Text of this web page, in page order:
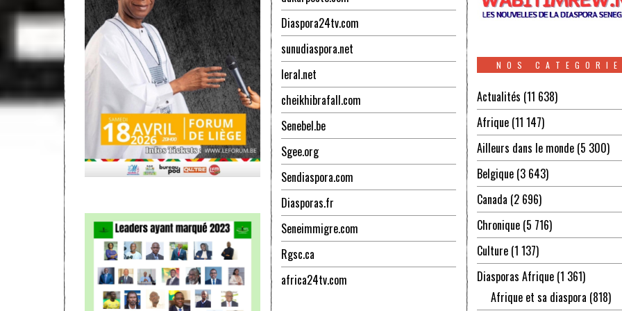
Diaspora24tv.com
sunudiaspora.net
leral.net
cheikhibrafall.com
Senebel.be
Sgee.org
Sendiaspora.com
Diasporas.fr
Seneimmigre.com
Rgsc.ca
africa24tv.com
NOS
Actualités (11 638)
Afrique (11 147)
Ailleurs dans le monde (5 300)
Belgique (3 643)
Canada (2 696)
Chronique (5 716)
Culture (1 137)
Diasporas Afrique (1 361)
Afrique et sa diaspora (818)